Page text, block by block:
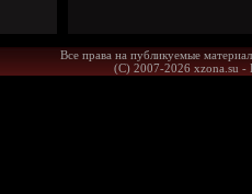
Все права на публикуемые
(С) 2007-2026 xzona.su -